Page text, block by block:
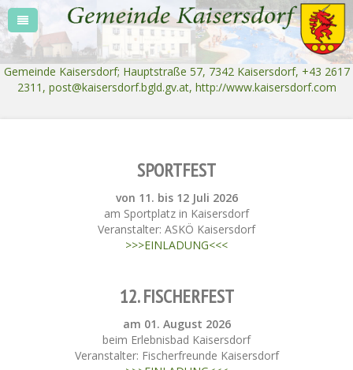
Gemeinde Kaisersdorf; Hauptstraße 57, 7342 Kaisersdorf, +43 2617
2311, post@kaisersdorf.bgld.gv.at, http://www.kaisersdorf.com
SPORTFEST
von 11. bis 12 Juli 2026
am Sportplatz in Kaisersdorf
Veranstalter: ASKÖ Kaisersdorf
>>>EINLADUNG<<<
12. FISCHERFEST
am 01. August 2026
beim Erlebnisbad Kaisersdorf
Veranstalter: Fischerfreunde Kaisersdorf